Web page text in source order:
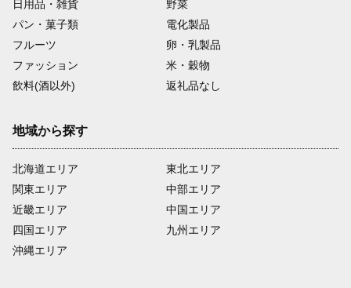
日用品・雑貨
野菜
パン・菓子類
電化製品
フルーツ
卵・乳製品
ファッション
米・穀物
飲料(酒以外)
返礼品なし
地域から探す
北海道エリア
関東エリア
近畿エリア
四国エリア
沖縄エリア
東北エリア
中部エリア
中国エリア
九州エリア